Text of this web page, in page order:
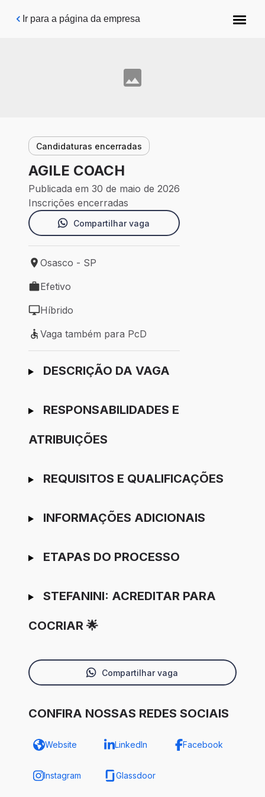
Pular para o conteúdo principal
Ir para a página da empresa
Candidaturas encerradas
AGILE COACH
Publicada em 30 de maio de 2026
Inscrições encerradas
Compartilhar vaga
Local de trabalho: Osasco - SP
Osasco - SP
Tipo de vaga: Efetivo
Efetivo
Modelo de trabalho: Híbrido
Híbrido
Vaga também para PcD
Vaga também para PcD
Ir para candidatura
DESCRIÇÃO DA VAGA
RESPONSABILIDADES E
ATRIBUIÇÕES
REQUISITOS E QUALIFICAÇÕES
INFORMAÇÕES ADICIONAIS
ETAPAS DO PROCESSO
STEFANINI: ACREDITAR PARA
COCRIAR 🌟
Compartilhar vaga
CONFIRA NOSSAS REDES SOCIAIS
Website LinkedIn Facebook
Instagram Glassdoor